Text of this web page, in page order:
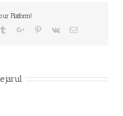
Platform!
TumblrGoogle+Pinterest
Vk Email